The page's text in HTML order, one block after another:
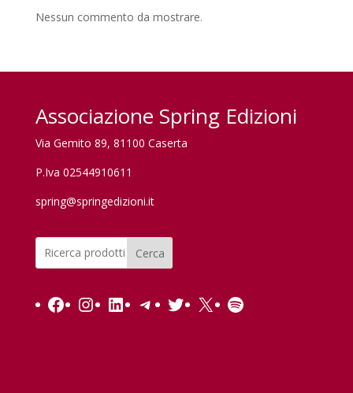
Nessun commento da mostrare.
Associazione Spring Edizioni
Via Gemito 89, 81100 Caserta
P.Iva 02544910611
spring@springedizioni.it
Cerca
Facebook
Instagram
LinkedIn
Telegram
Twitter
X Spotify